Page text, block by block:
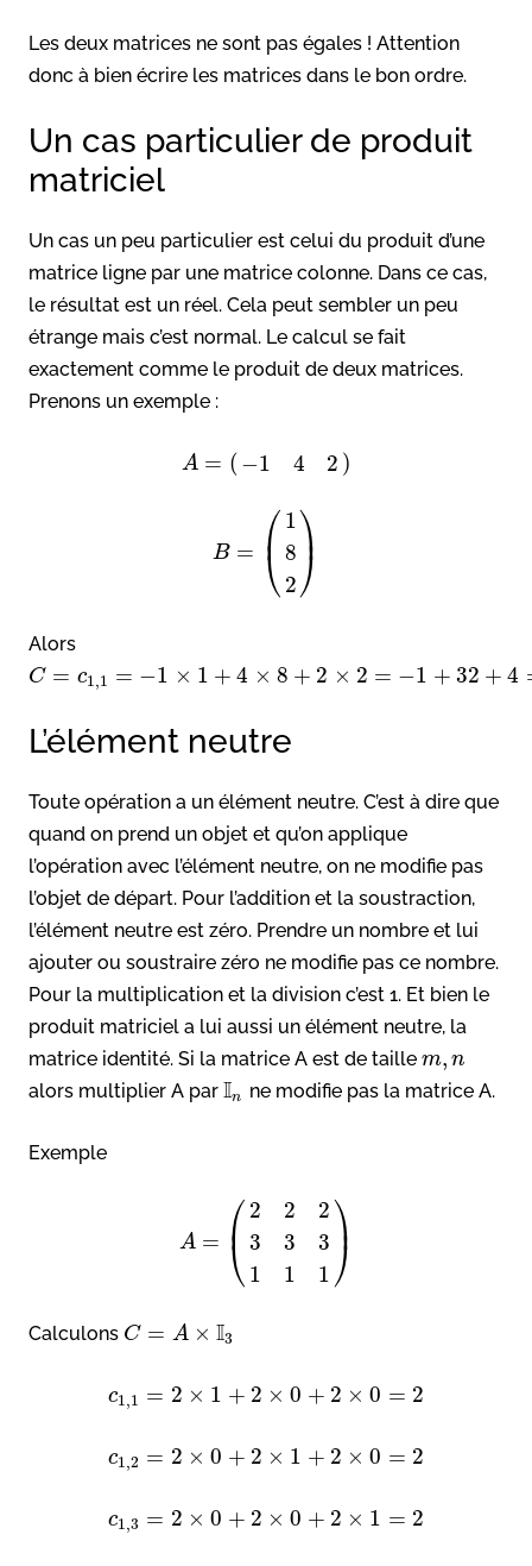
Les deux matrices ne sont pas égales ! Attention
donc à bien écrire les matrices dans le bon ordre.
Un cas particulier de produit
matriciel
Un cas un peu particulier est celui du produit d’une
matrice ligne par une matrice colonne. Dans ce cas,
le résultat est un réel. Cela peut sembler un peu
étrange mais c’est normal. Le calcul se fait
exactement comme le produit de deux matrices.
Prenons un exemple :
A = ( −1 4 2 )
B = ⎛
⎝
⎜ 1
8
2
⎞
⎠
⎟
Alors
C = c1,1 = −1 × 1 + 4 × 8 + 2 × 2 = −1 + 32 + 4
L’élément neutre
Toute opération a un élément neutre. C’est à dire que
quand on prend un objet et qu’on applique
l’opération avec l’élément neutre, on ne modifie pas
l’objet de départ. Pour l’addition et la soustraction,
l’élément neutre est zéro. Prendre un nombre et lui
ajouter ou soustraire zéro ne modifie pas ce nombre.
Pour la multiplication et la division c’est 1. Et bien le
produit matriciel a lui aussi un élément neutre, la
matrice identité. Si la matrice A est de taille m, n
alors multiplier A par In ne modifie pas la matrice A.
Exemple
A = ⎛
⎝
⎜ 2
3
1
2
3
1
2
3
1
⎞
⎠
⎟
Calculons C = A × I3
c1,1 = 2 × 1 + 2 × 0 + 2 × 0 = 2
c1,2 = 2 × 0 + 2 × 1 + 2 × 0 = 2
c1,3 = 2 × 0 + 2 × 0 + 2 × 1 = 2